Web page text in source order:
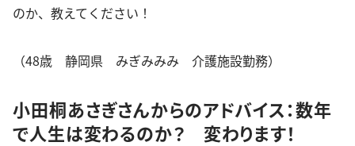
のか、教えてください！
（48歳 静岡県 みぎみみみ 介護施設勤務）
小田桐あさぎさんからのアドバイス：数年
で人生は変わるのか？ 変わります！